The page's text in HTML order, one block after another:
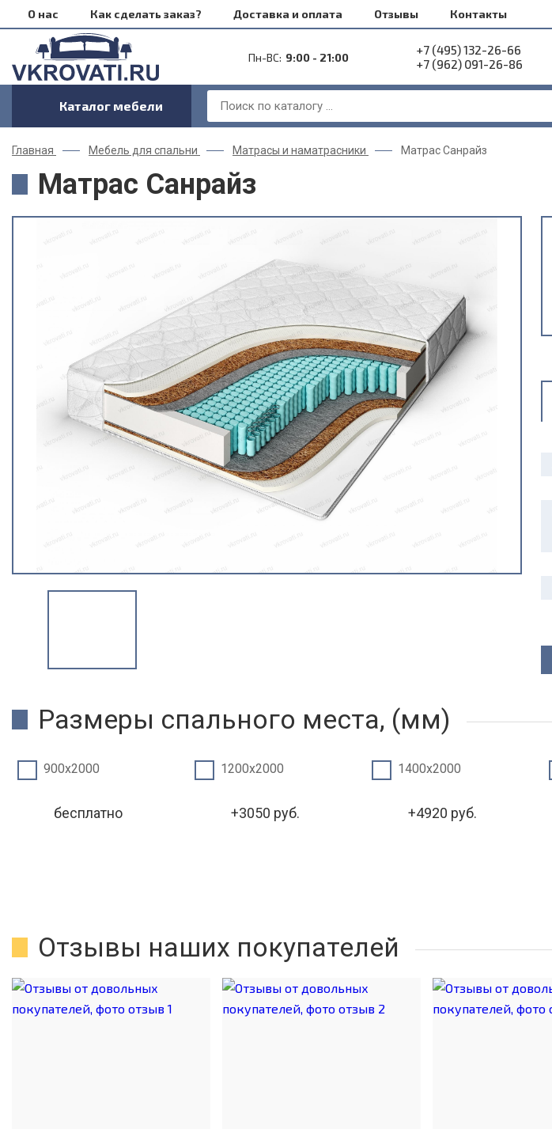
О нас Как сделать заказ? Доставка и оплата Отзывы Контакты
Пн-ВС: 9:00 - 21:00
+7 (495) 132-26-66
+7 (962) 091-26-86
Каталог мебели
Главная Мебель для спальни Матрасы и наматрасники Матрас Санрайз
Матрас Санрайз
Размеры спального места, (мм)
900х2000
бесплатно
1200х2000
+3050 руб.
1400х2000
+4920 руб.
Отзывы наших покупателей